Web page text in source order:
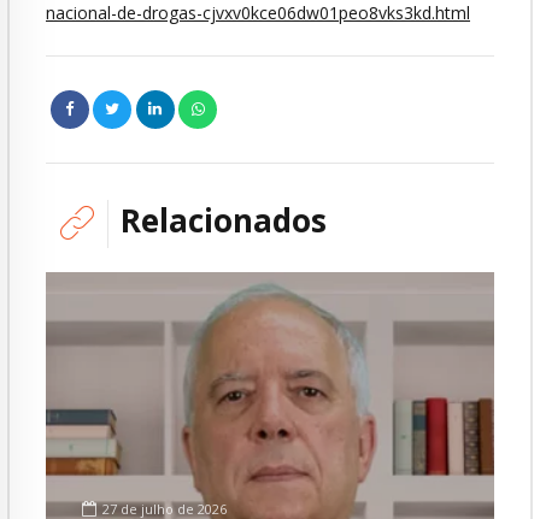
nacional-de-drogas-cjvxv0kce06dw01peo8vks3kd.html
Relacionados
27 de julho de 2026